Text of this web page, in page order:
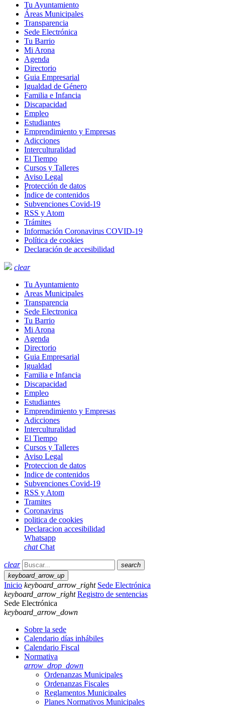
Tu Ayuntamiento
Áreas Municipales
Transparencia
Sede Electrónica
Tu Barrio
Mi Arona
Agenda
Directorio
Guia Empresarial
Igualdad de Género
Familia e Infancia
Discapacidad
Empleo
Estudiantes
Emprendimiento y Empresas
Adicciones
Interculturalidad
El Tiempo
Cursos y Talleres
Aviso Legal
Protección de datos
Índice de contenidos
Subvenciones Covid-19
RSS y Atom
Trámites
Información Coronavirus COVID-19
Política de cookies
Declaración de accesibilidad
clear
Tu Ayuntamiento
Areas Municipales
Transparencia
Sede Electronica
Tu Barrio
Mi Arona
Agenda
Directorio
Guia Empresarial
Igualdad
Familia e Infancia
Discapacidad
Empleo
Estudiantes
Emprendimiento y Empresas
Adicciones
Interculturalidad
El Tiempo
Cursos y Talleres
Aviso Legal
Proteccion de datos
Indice de contenidos
Subvenciones Covid-19
RSS y Atom
Tramites
Coronavirus
politica de cookies
Declaracion accesibilidad
Whatsapp
chat Chat
clear
search
keyboard_arrow_up
Inicio keyboard_arrow_right Sede Electrónica
keyboard_arrow_right Registro de sentencias
Sede Electrónica
keyboard_arrow_down
Sobre la sede
Calendario días inhábiles
Calendario Fiscal
Normativa
arrow_drop_down
Ordenanzas Municipales
Ordenanzas Fiscales
Reglamentos Municipales
Planes Normativos Municipales